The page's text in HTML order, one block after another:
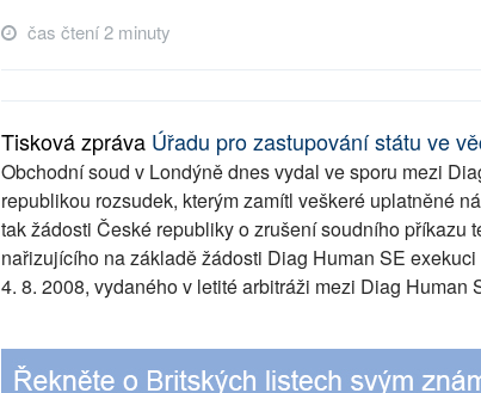
čas čtení 2 minuty
Tisková zpráva Úřadu pro zastupování státu ve
Obchodní soud v Londýně dnes vydal ve sporu mezi
republikou rozsudek, kterým zamítl veškeré uplatněné
tak žádosti České republiky o zrušení soudního příkazu
nařizujícího na základě žádosti Diag Human SE
4. 8. 2008, vydaného v letité arbitráži mezi Diag Human